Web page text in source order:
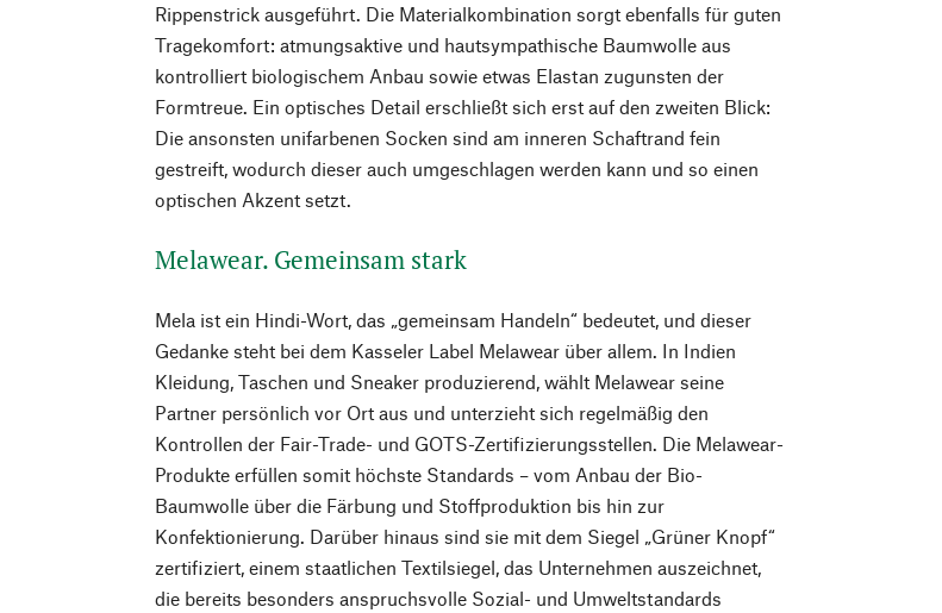
Rippenstrick ausgeführt. Die Materialkombination sorgt ebenfalls für guten
Tragekomfort: atmungsaktive und hautsympathische Baumwolle aus
kontrolliert biologischem Anbau sowie etwas Elastan zugunsten der
Formtreue. Ein optisches Detail erschließt sich erst auf den zweiten Blick:
Die ansonsten unifarbenen Socken sind am inneren Schaftrand fein
gestreift, wodurch dieser auch umgeschlagen werden kann und so einen
optischen Akzent setzt.
Melawear. Gemeinsam stark
Mela ist ein Hindi-Wort, das „gemeinsam Handeln“ bedeutet, und dieser
Gedanke steht bei dem Kasseler Label Melawear über allem. In Indien
Kleidung, Taschen und Sneaker produzierend, wählt Melawear seine
Partner persönlich vor Ort aus und unterzieht sich regelmäßig den
Kontrollen der Fair-Trade- und GOTS-Zertifizierungsstellen. Die Melawear-
Produkte erfüllen somit höchste Standards – vom Anbau der Bio-
Baumwolle über die Färbung und Stoffproduktion bis hin zur
Konfektionierung. Darüber hinaus sind sie mit dem Siegel „Grüner Knopf“
zertifiziert, einem staatlichen Textilsiegel, das Unternehmen auszeichnet,
die bereits besonders anspruchsvolle Sozial- und Umweltstandards